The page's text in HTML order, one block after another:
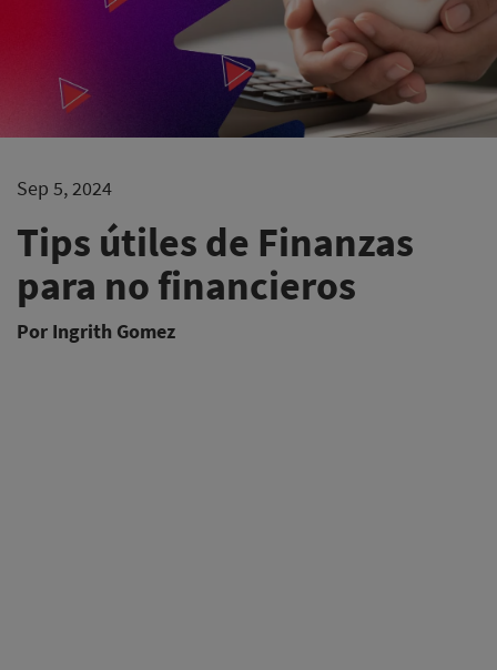
Sep 5, 2024
Tips útiles de Finanzas
para no financieros
Por Ingrith Gomez